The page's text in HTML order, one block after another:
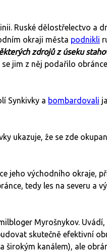
Ruské dělostřelectvo a
okraji města podnikli
zdrojů z úseku
jim z něj podařilo obránce
Synkivky a bombardovali
ukazuje, že se zde
jeho východního okraje,
tedy les na severu a
Myrošnykov. Uvádí,
skutečně efektivní
širokým kanálem), ale